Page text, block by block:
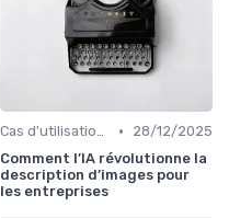
Cas d'utilisation IA Business •
28/12/2025
Comment l’IA révolutionne la
description d’images pour
les entreprises